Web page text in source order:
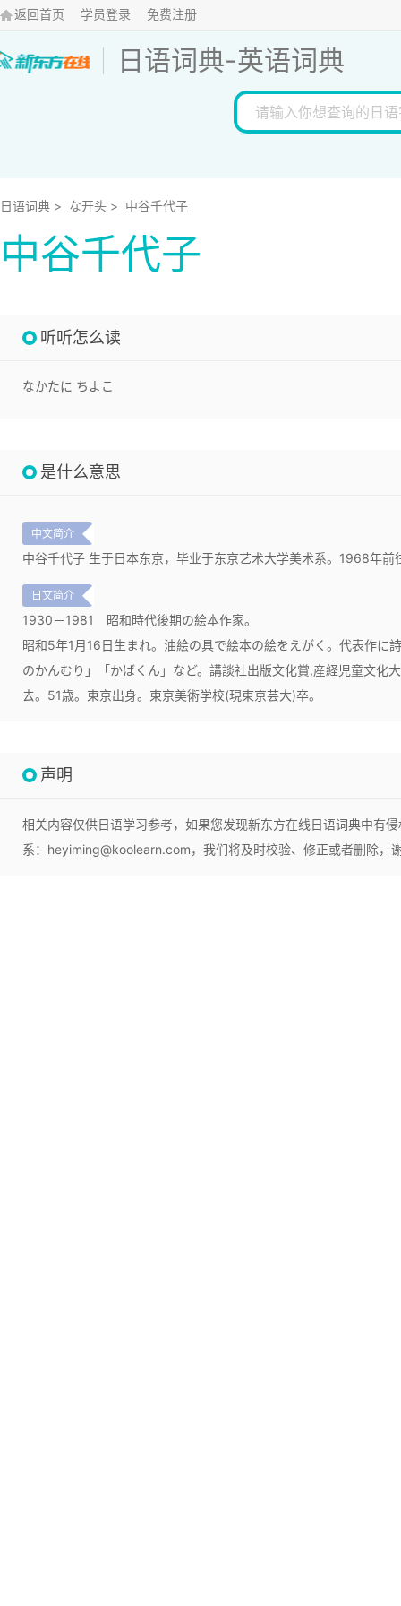
返回首页 学员登录 免费注册
日语词典-英语词典
日语词典 > な开头 > 中谷千代子
中谷千代子
听听怎么读
なかたに ちよこ
是什么意思
中文简介
中谷千代子 生于日本东京，毕业于东京艺术大学美术系。1968年前
日文简介
1930－1981
昭和時代後期の絵本作家。
昭和5年1月16日生まれ。油絵の具で絵本の絵をえがく。代表作に
のかんむり」「かばくん」など。講談社出版文化賞,産経児童文化
去。51歳。東京出身。東京美術学校(現東京芸大)卒。
声明
相关内容仅供日语学习参考，如果您发现新东方在线日语词典中有
系：heyiming@koolearn.com，我们将及时校验、修正或者删除，